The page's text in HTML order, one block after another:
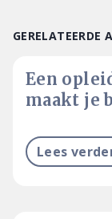
GERELATEERDE
Een
maakt je
Lees